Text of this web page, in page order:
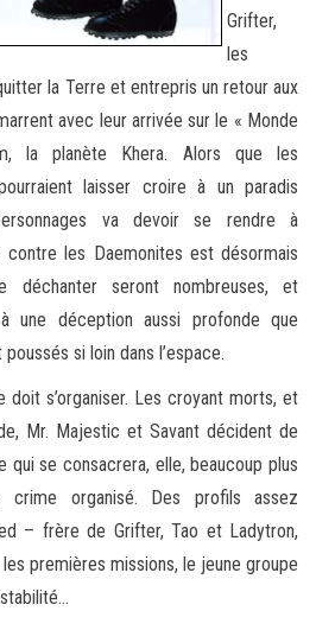
Grifter,
les
la Terre et entrepris un retour aux
avec leur arrivée sur le « Monde
la planète Khera. Alors que les
laisser croire à un paradis
va devoir se rendre à
contre les Daemonites est désormais
déchanter seront nombreuses, et
une déception aussi profonde que
si loin dans l’espace.
doit s’organiser. Les croyant morts, et
Mr. Majestic et Savant décident de
qui se consacrera, elle, beaucoup plus
organisé. Des profils assez
– frère de Grifter, Tao et Ladytron,
premières missions, le jeune groupe